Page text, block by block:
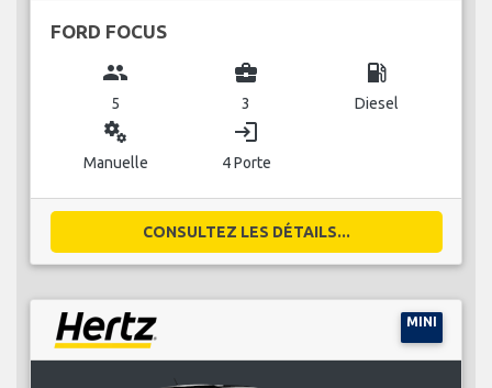
FORD FOCUS
group
5
business_center
3
local_gas_station
Diesel
miscellaneous_services
Manuelle
login
4 Porte
CONSULTEZ LES DÉTAILS...
MINI